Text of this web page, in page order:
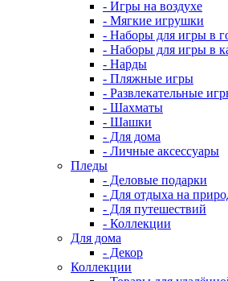
- Игры на воздухе
- Мягкие игрушки
- Наборы для игры в
- Наборы для игры в
- Нарды
- Пляжные игры
- Развлекательные
- Шахматы
- Шашки
- Для дома
- Личные аксессуары
Пледы
- Деловые подарки
- Для отдыха на
- Для путешествий
- Коллекции
Для дома
- Декор
Коллекции